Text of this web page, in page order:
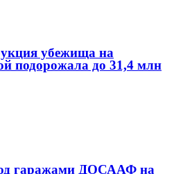
убежища на
подорожала до 31,4 млн
гаражами ДОСААФ на